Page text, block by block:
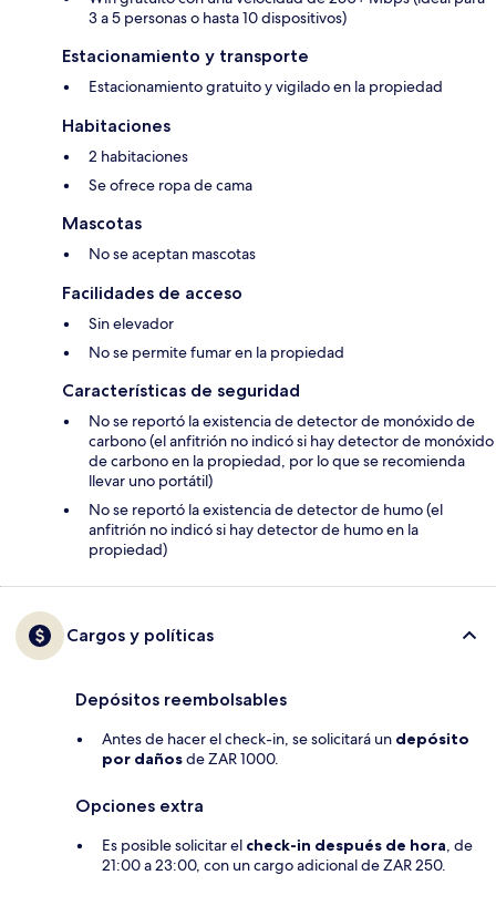
3 a 5 personas o hasta 10 dispositivos)
Estacionamiento y transporte
Estacionamiento gratuito y vigilado en la propiedad
Habitaciones
2 habitaciones
Se ofrece ropa de cama
Mascotas
No se aceptan mascotas
Facilidades de acceso
Sin elevador
No se permite fumar en la propiedad
Características de seguridad
No se reportó la existencia de detector de monóxido de
carbono (el anfitrión no indicó si hay detector de monóxido
de carbono en la propiedad, por lo que se recomienda
llevar uno portátil)
No se reportó la existencia de detector de humo (el
anfitrión no indicó si hay detector de humo en la
propiedad)
Cargos y políticas
Depósitos reembolsables
Antes de hacer el check-in, se solicitará un depósito
por dañosde ZAR 1000.
Opciones extra
Es posible solicitar el check-in después de hora, de
21:00 a 23:00, con un cargo adicional de ZAR 250.